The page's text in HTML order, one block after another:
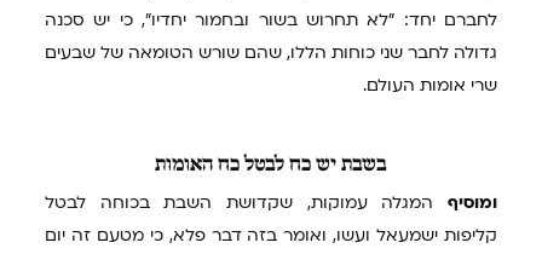
לחברם יחד: "לא תחרוש בשור ובחמור יחדיו", כי יש סכנה
גדולה לחבר שני כוחות הללו, שהם שורש הטומאה של שבעים
שרי אומות העולם.
בשבת יש כח לבטל כח האומות
ומוסיף המגלה עמוקות, שקדושת השבת בכוחה לבטל
קליפות ישמעאל ועשו, ואומר בזה דבר פלא, כי מטעם זה יום